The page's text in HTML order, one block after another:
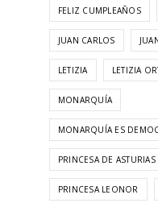
FELIZ CUMPLEAÑOS
JUAN CARLOS
LETIZIA LETIZIA
MONARQUÍA
MONARQUÍA ES
PRINCESA DE ASTURIAS
PRINCESA LEONOR